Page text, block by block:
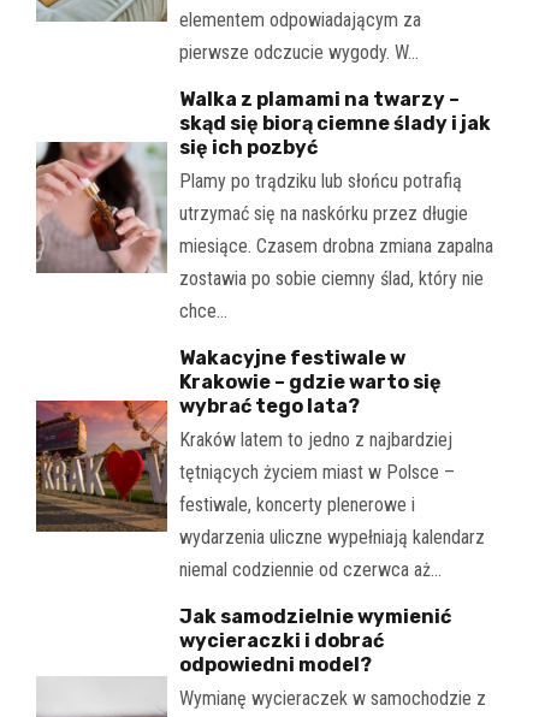
elementem odpowiadającym za
pierwsze odczucie wygody. W…
Walka z plamami na twarzy –
skąd się biorą ciemne ślady i jak
się ich pozbyć
Plamy po trądziku lub słońcu potrafią
utrzymać się na naskórku przez długie
miesiące. Czasem drobna zmiana zapalna
zostawia po sobie ciemny ślad, który nie
chce…
Wakacyjne festiwale w
Krakowie – gdzie warto się
wybrać tego lata?
Kraków latem to jedno z najbardziej
tętniących życiem miast w Polsce –
festiwale, koncerty plenerowe i
wydarzenia uliczne wypełniają kalendarz
niemal codziennie od czerwca aż…
Jak samodzielnie wymienić
wycieraczki i dobrać
odpowiedni model?
Wymianę wycieraczek w samochodzie z